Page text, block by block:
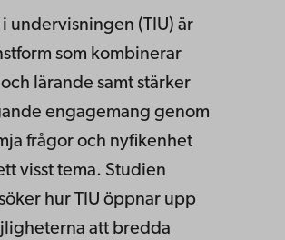
i undervisningen (TIU) är
som kombinerar
lärande samt stärker
engagemang genom
frågor och nyfikenhet
visst tema. Studien
hur TIU öppnar upp
att bredda